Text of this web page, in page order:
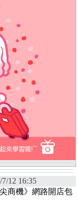
12 16:35
商機》網路開店包